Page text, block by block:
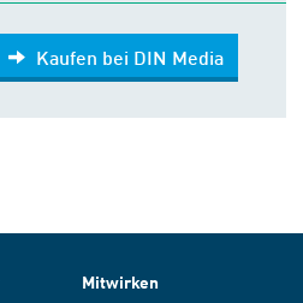
Kaufen bei DIN Media
Mitwirken